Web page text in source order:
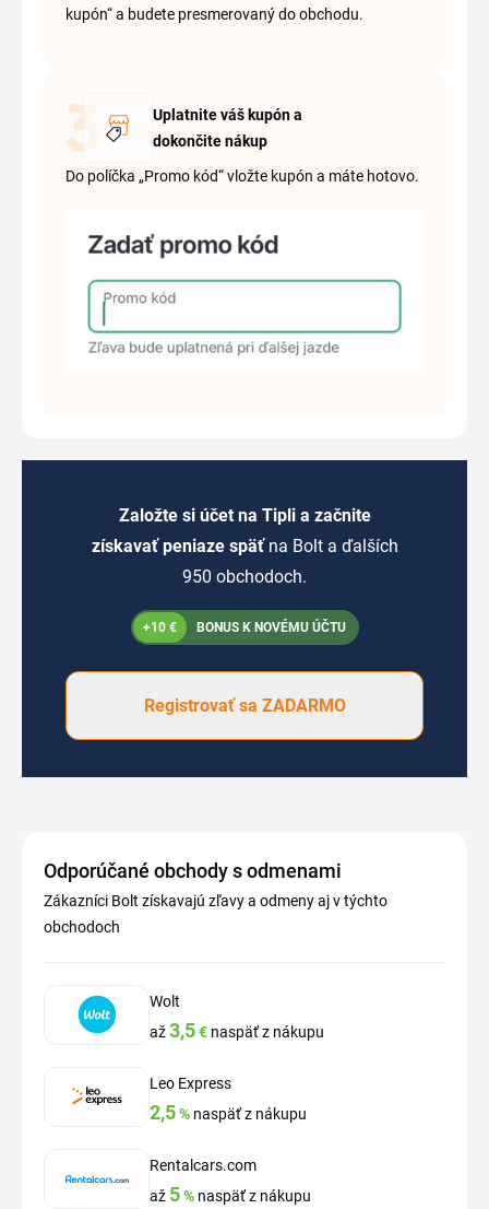
kupón“ a budete presmerovaný do obchodu.
Uplatnite váš kupón a
dokončite nákup
Do políčka „Promo kód“ vložte kupón a máte hotovo.
Založte si účet na Tipli a začnite
získavať peniaze späť na Bolt a ďalších
950 obchodoch.
+10 € BONUS K NOVÉMU ÚČTU
Registrovať sa ZADARMO
Odporúčané obchody s odmenami
Zákazníci Bolt získavajú zľavy a odmeny aj v týchto
obchodoch
Wolt
až3,5€ naspäť z nákupu
Leo Express
2,5% naspäť z nákupu
Rentalcars.com
až 5% naspäť z nákupu